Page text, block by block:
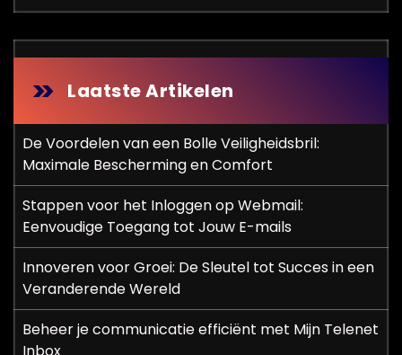
Laatste Artikelen
De Voordelen van een Bolle Veiligheidsbril:
Maximale Bescherming en Comfort
Stappen voor het Inloggen op Webmail:
Eenvoudige Toegang tot Jouw E-mails
Innoveren voor Groei: De Sleutel tot Succes in een
Veranderende Wereld
Beheer je communicatie efficiënt met Mijn Telenet